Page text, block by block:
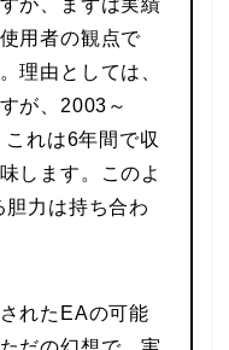
用者の観点で
理由としては、
が、2003～
れは6年間で収
します。このよ
胆力は持ち合わ
れたEAの可能